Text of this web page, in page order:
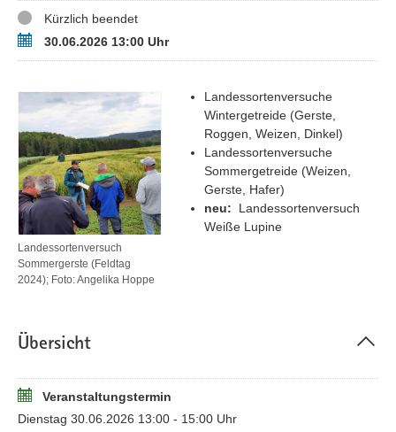
StatusKürzlich beendet
Termin30.06.2026 13:00 Uhr
Landessortenversuch
Sommergerste (Feldtag
2024); Foto: Angelika Hoppe
Landessortenversuche
Wintergetreide (Gerste,
Roggen, Weizen, Dinkel)
Landessortenversuche
Sommergetreide (Weizen,
Gerste, Hafer)
neu:
Landessortenversuch
Weiße Lupine
Übersicht
Veranstaltungstermin
Dienstag 30.06.2026 13:00 - 15:00 Uhr